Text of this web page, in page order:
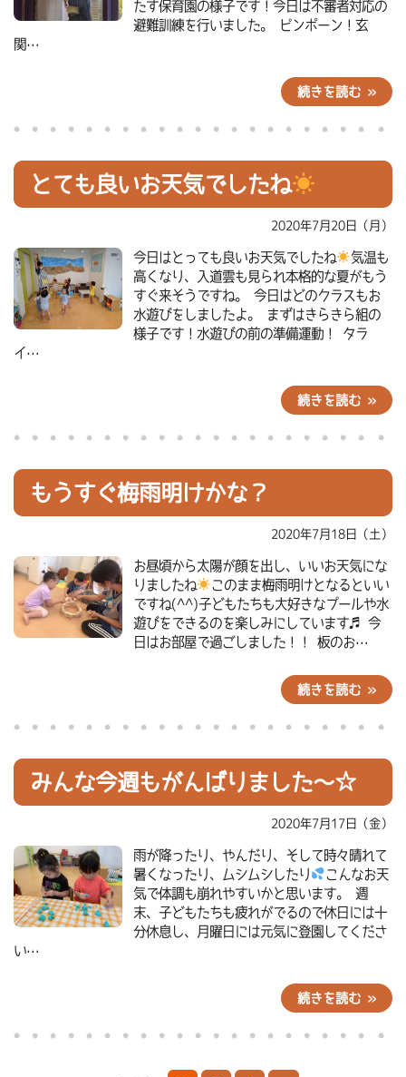
たす保育園の様子です！今日は不審者対応の
避難訓練を行いました。 ピンポーン！玄
関…
続きを読む »
とても良いお天気でしたね
2020年7月20日（月）
今日はとっても良いお天気でしたね
気温も
高くなり、入道雲も見られ本格的な夏がもう
すぐ来そうですね。 今日はどのクラスもお
水遊びをしましたよ。 まずはきらきら組の
様子です！水遊びの前の準備運動！ タラ
イ…
続きを読む »
もうすぐ梅雨明けかな？
2020年7月18日（土）
お昼頃から太陽が顔を出し、いいお天気にな
りましたね
このまま梅雨明けとなるといい
ですね(^^)子どもたちも大好きなプールや水
遊びをできるのを楽しみにしています♬ 今
日はお部屋で過ごしました！！ 板のお…
続きを読む »
みんな今週もがんばりました～☆
2020年7月17日（金）
雨が降ったり、やんだり、そして時々晴れて
暑くなったり、ムシムシしたり
こんなお天
気で体調も崩れやすいかと思います。 週
末、子どもたちも疲れがでるので休日には十
分休息し、月曜日には元気に登園してくださ
い…
続きを読む »